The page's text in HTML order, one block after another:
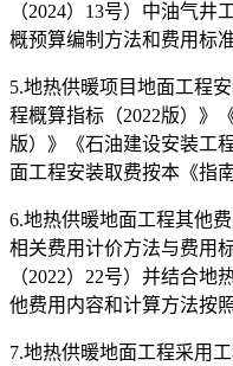
（2024）13号）中油气
概预算编制方法和费用标
5.地热供暖项目地面工程
程概算指标（2022版）》
版）》《石油建设安装工
面工程安装取费按本《指
6.地热供暖地面工程其他
相关费用计价方法与费用
（2022）22号）并结合
他费用内容和计算方法按
7.地热供暖地面工程采用